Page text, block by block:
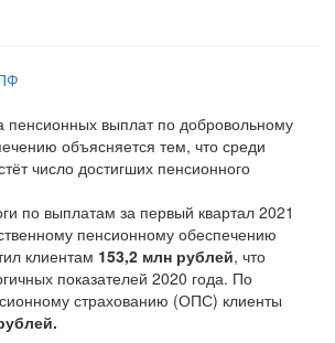
пенсионных выплат по добровольному
объясняется тем, что среди
число достигших пенсионного
по выплатам за первый квартал 2021
пенсионному обеспечению
клиентам 153,2 млн рублей, что
показателей 2020 года. По
страхованию (ОПС) клиенты